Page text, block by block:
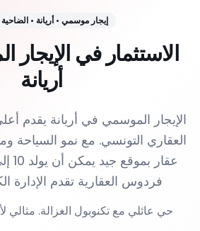
إيجار موسمي •أريانة •الضاحية
الاستثمار في
أريانة
الإيجار الموسمي في أريانة يقدم
فردوس العقارية تقدم الإدارة
حي عائلي مع تكنوبول الغزالة. مثالي